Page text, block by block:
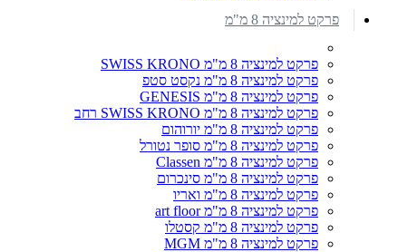
פרקט למינציה 8 מ"מ
פרקט למינציה 8 מ"מ SWISS KRONO
פרקט למינציה 8 מ"מ נקסט סטפ
פרקט למינציה 8 מ"מ GENESIS
פרקט למינציה 8 מ"מ SWISS KRONO רחב
פרקט למינציה 8 מ"מ יורוהום
פרקט למינציה 8 מ"מ סופר נטורל
פרקט למינציה 8 מ"מ Classen
פרקט למינציה 8 מ"מ סינכרום
פרקט למינציה 8 מ"מ ואריו
פרקט למינציה 8 מ"מ art floor
פרקט למינציה 8 מ"מ קסטלו
פרקט למינציה 8 מ"מ MGM